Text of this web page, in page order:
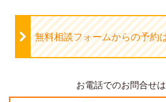
無料相談フォームからの予約
お電話でのお問合せ